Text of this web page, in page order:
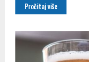
Pročitaj više